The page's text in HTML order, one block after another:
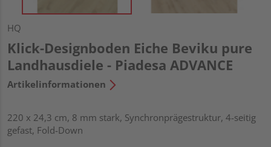
HQ
Klick-Designboden Eiche Beviku pure
Landhausdiele - Piadesa ADVANCE
Artikelinformationen
220 x 24,3 cm, 8 mm stark, Synchronprägestruktur, 4-seitig
gefast, Fold-Down